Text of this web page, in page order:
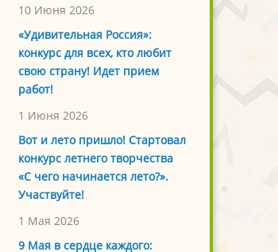
10 Июня 2026
«Удивительная Россия»:
конкурс для всех, кто любит
свою страну! Идет прием
работ!
1 Июня 2026
Вот и лето пришло! Стартовал
конкурс летнего творчества
«С чего начинается лето?».
Участвуйте!
1 Мая 2026
9 Мая в сердце каждого: